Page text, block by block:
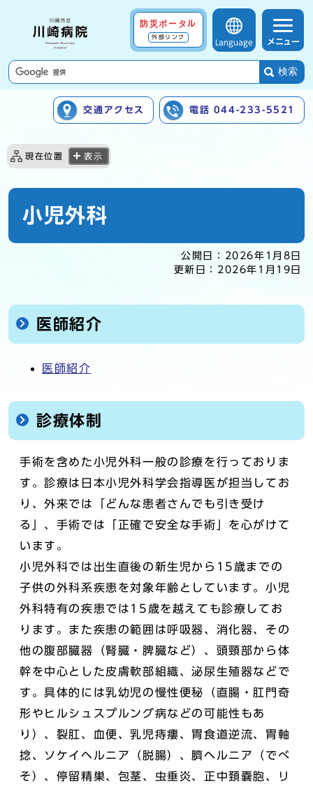
防災ポータル
外部リンク
Language メニュー
検索
交通アクセス 電話 044-233-5521
現在位置 表示
小児外科
公開日：
2026年1月8日
更新日： 2026年1月19日
医師紹介
医師紹介
診療体制
手術を含めた小児外科一般の診療を行っておりま
す。診療は日本小児外科学会指導医が担当してお
り、外来では「どんな患者さんでも引き受け
る」、手術では「正確で安全な手術」を心がけて
います。
小児外科では出生直後の新生児から15歳までの
子供の外科系疾患を対象年齢としています。小児
外科特有の疾患では15歳を越えても診療してお
ります。また疾患の範囲は呼吸器、消化器、その
他の腹部臓器（腎臓・脾臓など）、頭頸部から体
幹を中心とした皮膚軟部組織、泌尿生殖器などで
す。具体的には乳幼児の慢性便秘（直腸・肛門奇
形やヒルシュスプルング病などの可能性もあ
り）、裂肛、血便、乳児痔瘻、胃食道逆流、胃軸
捻、ソケイヘルニア（脱腸）、臍ヘルニア（でべ
そ）、停留精巣、包茎、虫垂炎、正中頚嚢胞、リ